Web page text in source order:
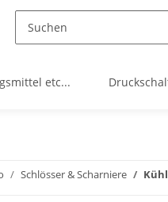
etc...
Schlösser & Scharniere